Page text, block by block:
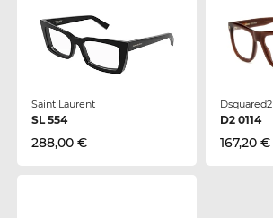
Saint Laurent
SL 554
288,00 €
Dsquared2
D2 0114
167,20 €